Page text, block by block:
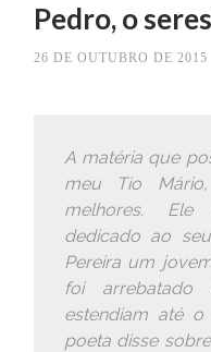
Pedro, o
26 DE OUTUBRO DE 2015
A matéria que
meu Tio
melhores.
dedicado ao
Pereira um
foi arrebatado
estendiam até
poeta disse